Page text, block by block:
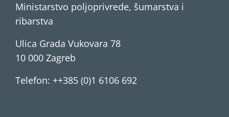
Ministarstvo poljoprivrede, šumarstva i
ribarstva
Ulica Grada Vukovara 78
10 000 Zagreb
Telefon: ++385 (0)1 6106 692